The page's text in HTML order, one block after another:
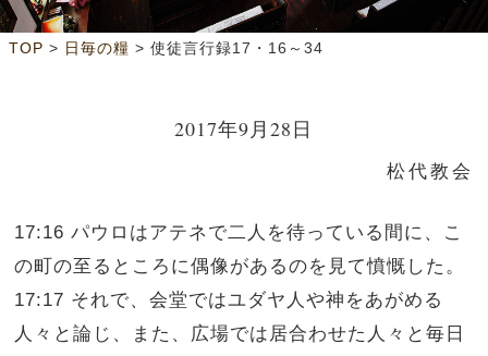
TOP > 日毎の糧 > 使徒言行録17・16～34
2017年9月28日
松代教会
17:16 パウロはアテネで二人を待っている間に、こ
の町の至るところに偶像があるのを見て憤慨した。
17:17 それで、会堂ではユダヤ人や神をあがめる
人々と論じ、また、広場では居合わせた人々と毎日